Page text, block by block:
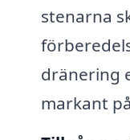
stenarna
dränering
markant